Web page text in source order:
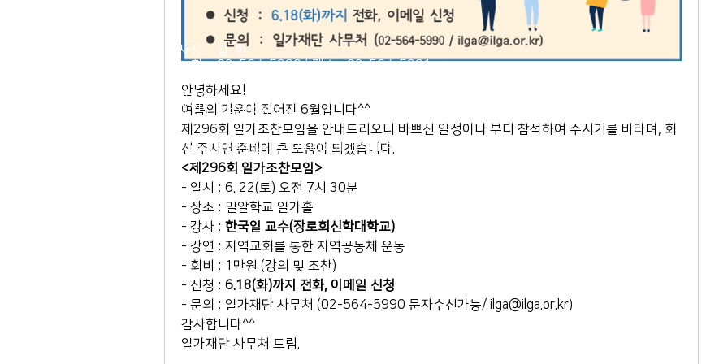
안녕하세요!
여름의 기운이 짙어진 6월입니다^^
제296회 일가조찬모임을 안내드리오니 바쁘신 일정이나 부디 참석하여 주시기를 바라며, 회
신 주시면 준비에 큰 도움이 되겠습니다.
<제296회 일가조찬모임>
- 일시 : 6. 22(토) 오전 7시 30분
- 장소 : 밀알학교 일가홀
- 강사 : 한국일 교수(장로회신학대학교)
- 강연 : 지역교회를 통한 지역공동체 운동
- 회비 : 1만원 (강의 및 조찬)
- 신청 : 6.18(화)까지 전화, 이메일 신청
- 문의 : 일가재단 사무처 (02-564-5990 문자수신가능/ ilga@ilga.or.kr)
감사합니다^^
일가재단 사무처 드림.
이사장 : 김 현
전 화 : 02-564-5990 | 팩스 : 02-564-5991
03127
​이메일 : ilga@ilga.or.kr
© Copyright 2019 by ILGAFOUNDATION. ALL RIGHTS RESERVED